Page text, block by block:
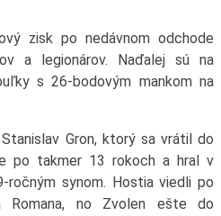
zisk po nedávnom odchode
a legionárov. Naďalej sú na
s 26-bodovým mankom na
Gron, ktorý sa vrátil do
po takmer 13 rokoch a hral v
synom. Hostia viedli po
Romana, no Zvolen ešte do